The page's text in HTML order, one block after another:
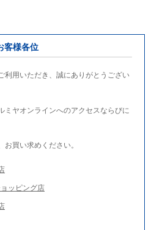
客様各位
利用いただき、誠にありがとうござい
ミヤオンラインへのアクセスならびに
買い求めください。
ッピング店